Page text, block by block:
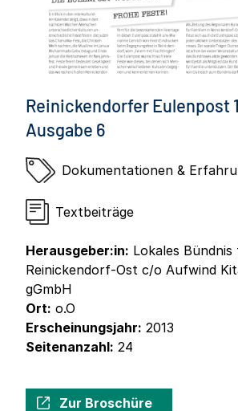
Reinickendorfer Eulenpost
Ausgabe 6
Dokumentationen &
Textbeiträge
Herausgeber:in: Lokales Bündnis
Reinickendorf-Ost c/o Aufwind
gGmbH
Ort: o.O
Erscheinungsjahr: 2013
Seitenanzahl: 24
Zur Broschüre